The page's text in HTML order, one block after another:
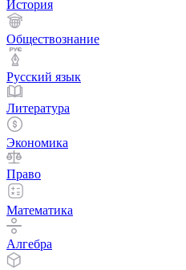
История
Обществознание
Русский язык
Литература
Экономика
Право
Математика
Алгебра